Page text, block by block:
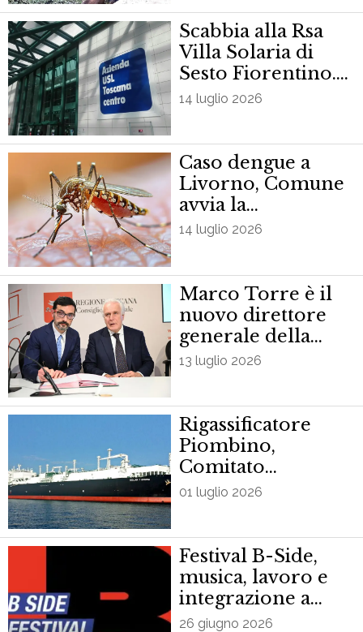
Scabbia alla Rsa
Villa Solaria di
Sesto Fiorentino.
Notificati 14 casi
14 luglio 2026
Caso dengue a
Livorno, Comune
avvia la
disinfestazione
14 luglio 2026
Marco Torre è il
nuovo direttore
generale della
direzione sanità
13 luglio 2026
Rigassificatore
Piombino,
Comitato
annuncia ‘esposto
01 luglio 2026
Festival B-Side,
musica, lavoro e
integrazione a
Empoli
26 giugno 2026